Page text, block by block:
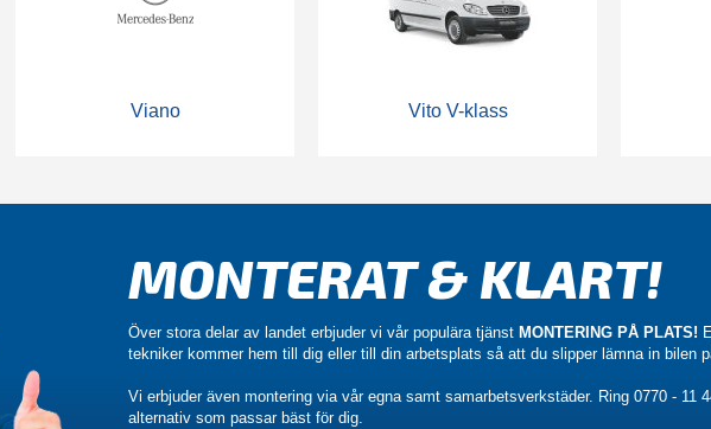
Viano Vito V-klass
MONTERAT & KLART!
Över stora delar av landet erbjuder vi vår populära tjänst MONTERING PÅ PLATS!
tekniker kommer hem till dig eller till din arbetsplats så att du slipper lämna in bilen
Vi erbjuder även montering via vår egna samt samarbetsverkstäder. Ring 0770 - 11
alternativ som passar bäst för dig.